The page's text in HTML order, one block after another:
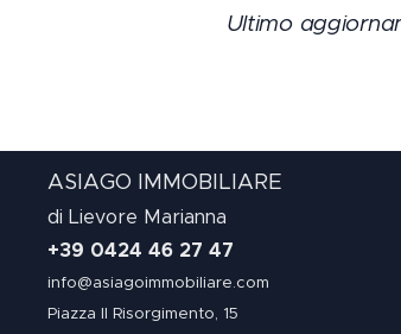
Ultimo
ASIAGO IMMOBILIARE
di Lievore Marianna
+39 0424 46 27 47
info@asiagoimmobiliare.com
Piazza II Risorgimento, 15